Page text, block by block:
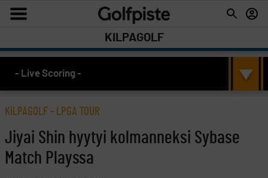
KILPAGOLF
- Live Scoring -
KILPAGOLF - LPGA TOUR
Jiyai Shin hyytyi kolmanneksi Sybase
Match Playssa